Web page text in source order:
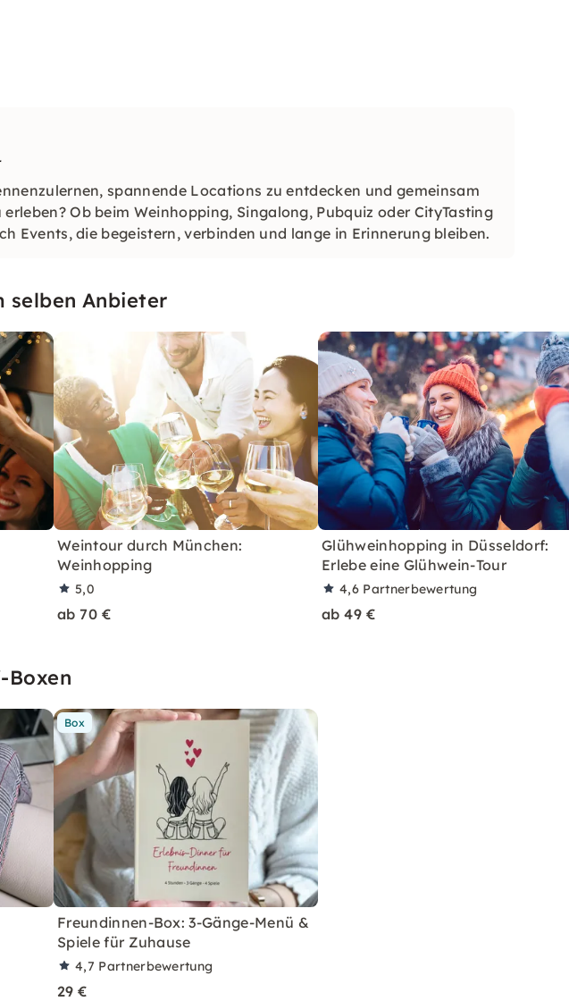
spannende Locations zu entdecken und gemeinsam
Ob beim Weinhopping, Singalong, Pubquiz oder CityTasting
Events, die begeistern, verbinden und lange in Erinnerung bleiben.
selben Anbieter
Weintour durch München:
Weinhopping
5,0
ab 70 €
Glühweinhopping in Düsseldorf:
Erlebe eine Glühwein-Tour
4,6 Partnerbewertung
ab 49 €
Boxen
Box
Freundinnen-Box: 3-Gänge-Menü &
Spiele für Zuhause
4,7 Partnerbewertung
29 €